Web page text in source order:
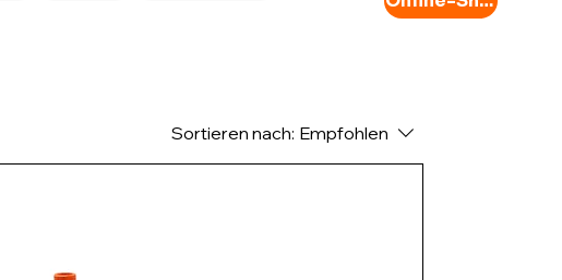
Sortieren nach: Empfohlen